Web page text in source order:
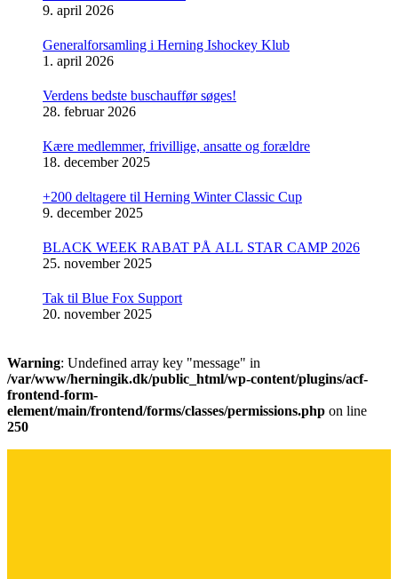
9. april 2026
Generalforsamling i Herning Ishockey Klub
1. april 2026
Verdens bedste buschauffør søges!
28. februar 2026
Kære medlemmer, frivillige, ansatte og forældre
18. december 2025
+200 deltagere til Herning Winter Classic Cup
9. december 2025
BLACK WEEK RABAT PÅ ALL STAR CAMP 2026
25. november 2025
Tak til Blue Fox Support
20. november 2025
Warning: Undefined array key "message" in
/var/www/herningik.dk/public_html/wp-content/plugins/acf-
frontend-form-
element/main/frontend/forms/classes/permissions.php on line
250